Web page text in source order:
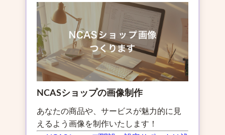
NCASショップの画像制作
あなたの商品や、サービスが魅力的に見
えるよう画像を制作いたします！